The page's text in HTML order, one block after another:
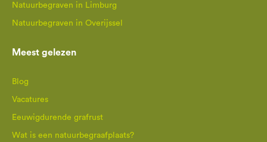
Natuurbegraven in Limburg
Natuurbegraven in Overijssel
Meest gelezen
Blog
Vacatures
Eeuwigdurende grafrust
Wat is een natuurbegraafplaats?